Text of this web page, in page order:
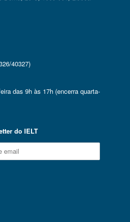
40327)
das 9h às 17h (encerra quarta-
do IELT